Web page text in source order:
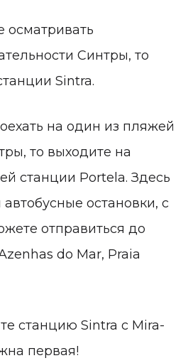
осматривать
Синтры, то
Sintra.
на один из пляжей
то выходите на
станции Portela. Здесь
остановки, с
отправиться до
do Mar, Praia
станцию Sintra с Mira-
первая!